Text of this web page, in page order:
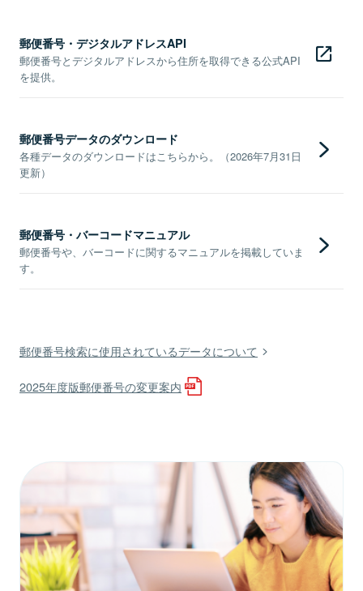
郵便番号・デジタルアドレスAPI
郵便番号とデジタルアドレスから住所を取得できる公式API
を提供。
郵便番号データのダウンロード
各種データのダウンロードはこちらから。（2026年7月31日
更新）
郵便番号・バーコードマニュアル
郵便番号や、バーコードに関するマニュアルを掲載していま
す。
郵便番号検索に使用されているデータについて
2025年度版郵便番号の変更案内